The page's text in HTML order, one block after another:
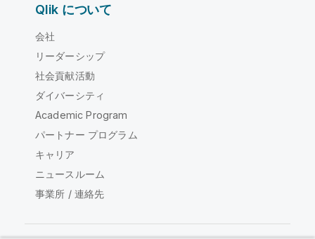
Qlik について
会社
リーダーシップ
社会貢献活動
ダイバーシティ
Academic Program
パートナー プログラム
キャリア
ニュースルーム
事業所 / 連絡先